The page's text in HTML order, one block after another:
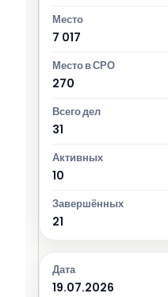
7 017
270
31
10
21
19.07.2026